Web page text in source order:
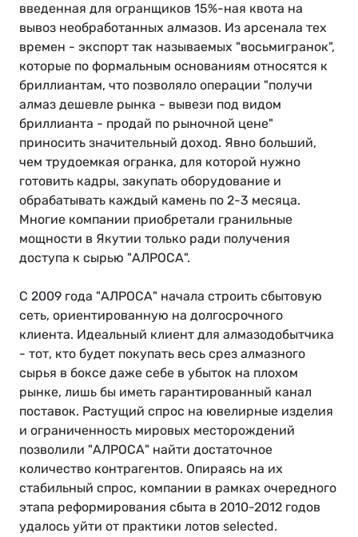
введенная для огранщиков 15%-ная квота на
вывоз необработанных алмазов. Из арсенала тех
времен - экспорт так называемых "восьмигранок",
которые по формальным основаниям относятся к
бриллиантам, что позволяло операции "получи
алмаз дешевле рынка - вывези под видом
бриллианта - продай по рыночной цене"
приносить значительный доход. Явно больший,
чем трудоемкая огранка, для которой нужно
готовить кадры, закупать оборудование и
обрабатывать каждый камень по 2-3 месяца.
Многие компании приобретали гранильные
мощности в Якутии только ради получения
доступа к сырью "АЛРОСА".
С 2009 года "АЛРОСА" начала строить сбытовую
сеть, ориентированную на долгосрочного
клиента. Идеальный клиент для алмазодобытчика
- тот, кто будет покупать весь срез алмазного
сырья в боксе даже себе в убыток на плохом
рынке, лишь бы иметь гарантированный канал
поставок. Растущий спрос на ювелирные изделия
и ограниченность мировых месторождений
позволили "АЛРОСА" найти достаточное
количество контрагентов. Опираясь на их
стабильный спрос, компании в рамках очередного
этапа реформирования сбыта в 2010-2012 годов
удалось уйти от практики лотов selected.